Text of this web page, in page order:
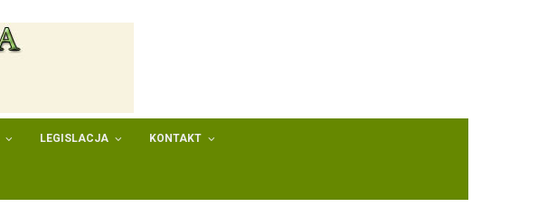
LEGISLACJA KONTAKT